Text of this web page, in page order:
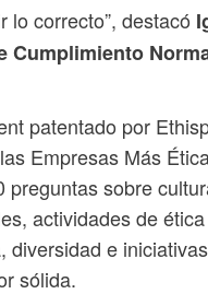
lo correcto”, destacó
Cumplimiento
patentado por
Empresas Más
preguntas sobre
actividades de
diversidad e
sólida.